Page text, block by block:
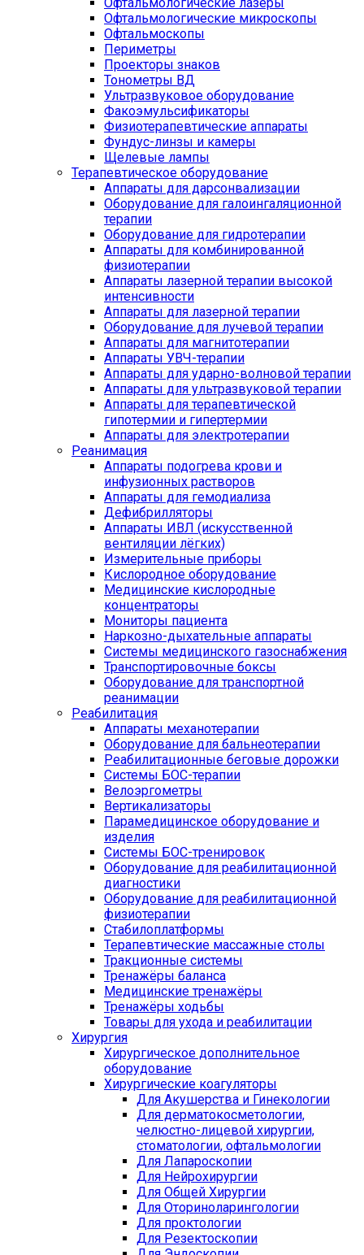
Офтальмологические микроскопы
Офтальмоскопы
Периметры
Проекторы знаков
Тонометры ВД
Ультразвуковое оборудование
Факоэмульсификаторы
Физиотерапевтические аппараты
Фундус-линзы и камеры
Щелевые лампы
Терапевтическое оборудование
Аппараты для дарсонвализации
Оборудование для галоингаляционной
терапии
Оборудование для гидротерапии
Аппараты для комбинированной
физиотерапии
Аппараты лазерной терапии высокой
интенсивности
Аппараты для лазерной терапии
Оборудование для лучевой терапии
Аппараты для магнитотерапии
Аппараты УВЧ-терапии
Аппараты для ударно-волновой терапии
Аппараты для ультразвуковой терапии
Аппараты для терапевтической
гипотермии и гипертермии
Аппараты для электротерапии
Реанимация
Аппараты подогрева крови и
инфузионных растворов
Аппараты для гемодиализа
Дефибрилляторы
Аппараты ИВЛ (искусственной
вентиляции лёгких)
Измерительные приборы
Кислородное оборудование
Медицинские кислородные
концентраторы
Мониторы пациента
Наркозно-дыхательные аппараты
Системы медицинского газоснабжения
Транспортировочные боксы
Оборудование для транспортной
реанимации
Реабилитация
Аппараты механотерапии
Оборудование для бальнеотерапии
Реабилитационные беговые дорожки
Системы БОС-терапии
Велоэргометры
Вертикализаторы
Парамедицинское оборудование и
изделия
Системы БОС-тренировок
Оборудование для реабилитационной
диагностики
Оборудование для реабилитационной
физиотерапии
Стабилоплатформы
Терапевтические массажные столы
Тракционные системы
Тренажёры баланса
Медицинские тренажёры
Тренажёры ходьбы
Товары для ухода и реабилитации
Хирургия
Хирургическое дополнительное
оборудование
Хирургические коагуляторы
Для Акушерства и Гинекологии
Для дерматокосметологии,
челюстно-лицевой хирургии,
стоматологии, офтальмологии
Для Лапароскопии
Для Нейрохирургии
Для Общей Хирургии
Для Оториноларингологии
Для проктологии
Для Резектоскопии